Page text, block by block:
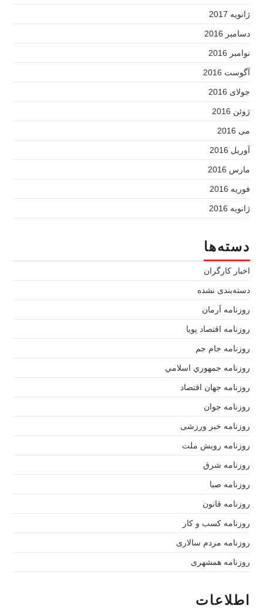
ژانویه 2017
دسامبر 2016
نوامبر 2016
آگوست 2016
جولای 2016
ژوئن 2016
می 2016
آوریل 2016
مارس 2016
فوریه 2016
ژانویه 2016
دسته‌ها
اخبار کارگران
دسته‌بندی نشده
روزنامه آرمان
روزنامه اقتصاد پویا
روزنامه جام جم
روزنامه جمهوري اسلامي
روزنامه جهان اقتصاد
روزنامه جوان
روزنامه خبر ورزشى
روزنامه رویش ملت
روزنامه شرق
روزنامه صبا
روزنامه قانون
روزنامه كسب و كار
روزنامه مردم سالاری
روزنامه همشهری
اطلاعات